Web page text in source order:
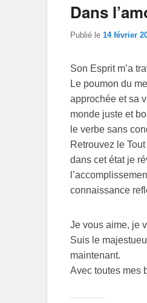
Dans
Publié le 14 février
Son Esprit m’a
Le poumon du
approchée et sa
monde juste et
le verbe sans
Retrouvez le
dans cet état je
connaissance
Je vous aime, je
Suis le
maintenant.
Avec toutes mes